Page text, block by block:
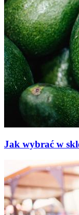
Jak wybrać w